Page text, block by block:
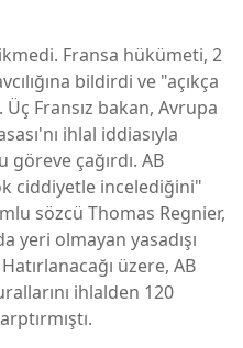
Fransa hükümeti, 2
bildirdi ve "açıkça
Fransız bakan, Avrupa
ihlal iddiasıyla
çağırdı. AB
ciddiyetle incelediğini"
sözcü Thomas Regnier,
yeri olmayan yasadışı
üzere, AB
ihlalden 120